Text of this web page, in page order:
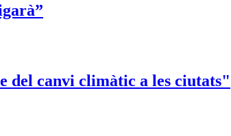
del canvi climàtic a les ciutats"